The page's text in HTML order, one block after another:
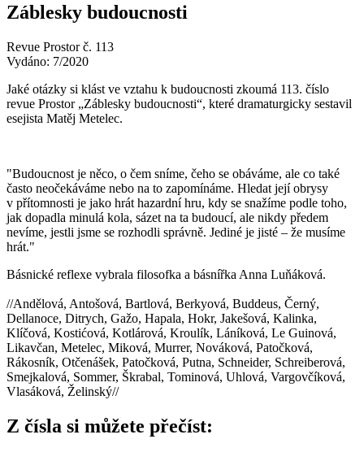
Záblesky budoucnosti
Revue Prostor č. 113
Vydáno: 7/2020
Jaké otázky si klást ve vztahu k budoucnosti zkoumá 113. číslo
revue Prostor „Záblesky budoucnosti“, které dramaturgicky sestavil
esejista Matěj Metelec.
"Budoucnost je něco, o čem sníme, čeho se obáváme, ale co také
často neočekáváme nebo na to zapomínáme. Hledat její obrysy
v přítomnosti je jako hrát hazardní hru, kdy se snažíme podle toho,
jak dopadla minulá kola, sázet na ta budoucí, ale nikdy předem
nevíme, jestli jsme se rozhodli správně. Jediné je jisté – že musíme
hrát."
Básnické reflexe vybrala filosofka a básnířka Anna Luňáková.
//Andělová, Antošová, Bartlová, Berkyová, Buddeus, Černý,
Dellanoce, Ditrych, Gažo, Hapala, Hokr, Jakešová, Kalinka,
Klíčová, Kostićová, Kotlárová, Kroulík, Láníková, Le Guinová,
Likavčan, Metelec, Miková, Murrer, Nováková, Patočková,
Rákosník, Otčenášek, Patočková, Putna, Schneider, Schreiberová,
Smejkalová, Sommer, Škrabal, Tominová, Uhlová, Vargovčíková,
Vlasáková, Želinský//
Z čísla si můžete přečíst: